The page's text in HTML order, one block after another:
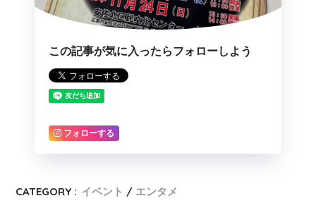
この記事が気に入ったらフォローしよう
フォローする
CATEGORY : イベント エンタメ